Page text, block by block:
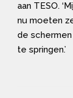
aan TESO.
nu moeten
de schermen
te springen.’